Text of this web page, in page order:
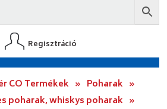
Regisztráció
CO Termékek » Poharak »
poharak, whiskys poharak »